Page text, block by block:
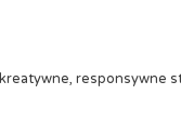
responsywne